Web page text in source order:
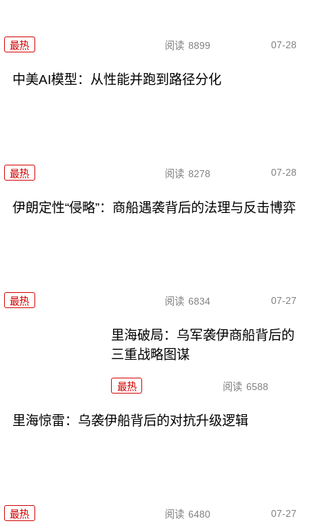
最热 阅读 8899 07-28
中美AI模型：从性能并跑到路径分化
最热 阅读 8278 07-28
伊朗定性“侵略”：商船遇袭背后的法理与反击博弈
最热 阅读 6834 07-27
里海破局：乌军袭伊商船背后的
三重战略图谋
最热 阅读 6588
里海惊雷：乌袭伊船背后的对抗升级逻辑
最热 阅读 6480 07-27